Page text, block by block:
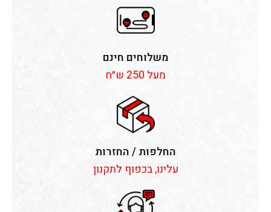
משלוחים חינם
מעל 250 ש״ח
החלפות / החזרות
עלינו, בכפוף לתקנון